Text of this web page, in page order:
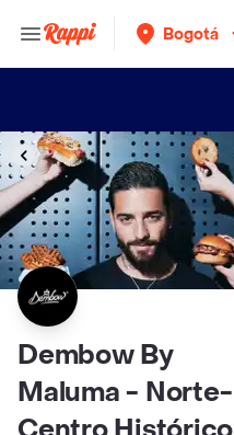
Bogotá
Dembow By
Maluma - Norte-